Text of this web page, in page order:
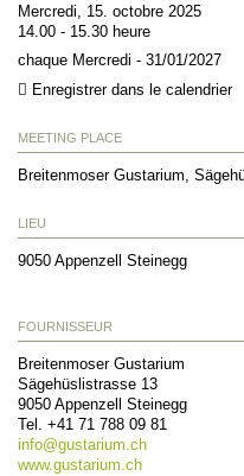
Mercredi, 15. octobre 2025
14.00 - 15.30 heure
chaque Mercredi - 31/01/2027
Enregistrer dans le calendrier
MEETING PLACE
Breitenmoser Gustarium,
LIEU
9050 Appenzell Steinegg
FOURNISSEUR
Breitenmoser Gustarium
Sägehüslistrasse 13
9050 Appenzell Steinegg
Tel. +41 71 788 09 81
info@gustarium.ch
www.gustarium.ch